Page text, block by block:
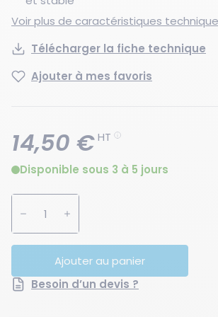
Voir plus de caractéristiques
Télécharger la fiche technique
Ajouter à mes favoris
14,50 €HT
Disponible sous 3 à 5 jours
Augmenter la quantité
Ajouter au panier
Besoin d’un devis ?